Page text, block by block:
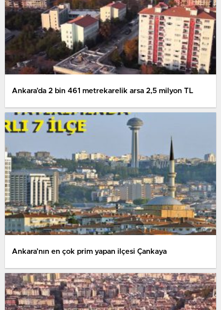
Ankara’da 2 bin 461 metrekarelik arsa 2,5 milyon TL
Ankara’nın en çok prim yapan ilçesi Çankaya